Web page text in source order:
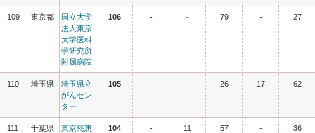
109 東京都
国立大学
法人東京
大学医科
学研究所
附属病院
106 - - 79 - 27
110 埼玉県
埼玉県立
がんセン
ター
105 - - 26 17 62
111 千葉県
東京慈恵
104 - 11 57 - 36